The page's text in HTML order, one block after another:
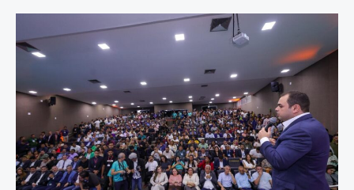
para
propostas
do
de
governo
no
Amazonas